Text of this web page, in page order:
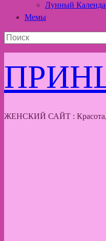
Лунный
Мемы
ЖЕНСКИЙ САЙТ : Красота,